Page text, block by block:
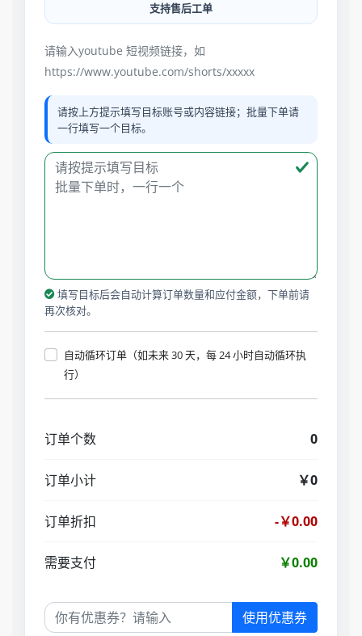
支持售后工单
请输入youtube 短视频链接，如
https://www.youtube.com/shorts/xxxxx
请按上方提示填写目标账号或内容链接；批量下单请
一行填写一个目标。
填写目标后会自动计算订单数量和应付金额，下单前请
再次核对。
自动循环订单（如未来 30 天，每 24 小时自动循环执
行）
订单个数 0
订单小计 ￥0
订单折扣 -￥0.00
需要支付 ￥0.00
使用优惠券